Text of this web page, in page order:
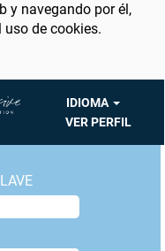
y navegando por él,
de cookies.
IDIOMA
VER PERFIL